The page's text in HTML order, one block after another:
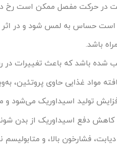
در حرکت مفصل ممکن است رخ
حساس به لمس شود و در اثر
باشد.
شده باشد که باعث تغییرات
مواد غذایی حاوی پروتئین،
تولید اسیداوریک می‌شود و
دفع اسیداوریک از بدن
فشارخون بالا، و